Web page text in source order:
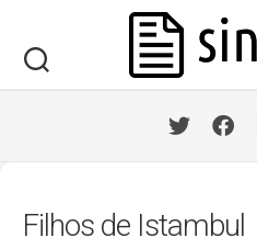
content
Filhos de Istambul